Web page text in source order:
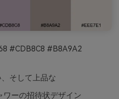
#CDB8C8 #B8A9A2
そして上品な
ワーの招待状デザイン